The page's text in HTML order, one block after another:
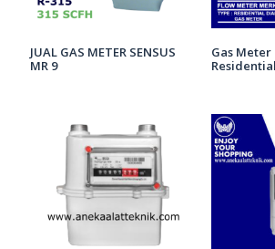
JUAL GAS METER SENSUS
MR 9
Gas Meter